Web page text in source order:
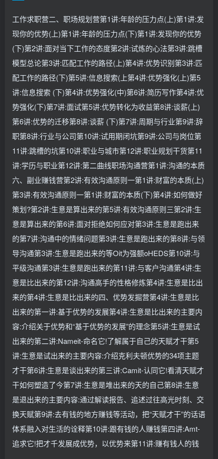
工作求职营二、职场规划营第1讲:年龄的压力点(上)第1讲:发
现你的优势(上)第1讲:年龄的压力点(下)第1讲:发现你的优势
(下)第2讲:面对当下工作的态度第2讲:试炼的心法第3讲:跳槽
模型总论第3讲:匹配工作的路径(上)第4讲:优势识别第3讲:匹
配工作的路径(下)第5讲:信息搜索(上第4讲:优势强化(上)第5
讲:信息搜索 (下)第4讲:优势强化(中)第6讲:简历写作第4讲:优
势强化(下)第7讲:面试第5讲:优势转化为收益第8讲:谈薪(上)
第6讲:优势的迁移第8讲:谈薪 (下)第7讲:周期与行业第9讲:辞
职第8讲:行业与公司第10讲:试用期闭坑第9讲:公司与岗位第
11讲:跳槽的坑第10讲:职业与城市第12讲:职业规划干货第11
讲:学历与职业第12讲:第二曲线职场沟通营第1讲:沟通的本质
六、副业赚钱营第2讲:有效沟通原则一第1讲:财富的本质(上)
第3讲:有效沟通原则一第1讲:财富的本质(下)第4讲:如何做好
策划?第2讲:生意是算出来的第5讲:有效沟通原则三第2讲:生
意是算出来的第6讲:面对拒绝如何应对第3讲:生意是跑出来
的第7讲:沟通中的情绪问题第3讲:生意是跑出来的第8讲:与领
导沟通第3讲:生意是跑出来的等Oit为强额oHEDS第10讲:与
平级沟通第3讲:生意是跑出来的第11讲:与客户沟通第4讲:生
意是比出来的第12讲:沟通高手的性格修炼第4讲:生意是比出
来的第4讲:生意是比出来的四、优势发掘营第4讲:生意是比
出来的第一讲:基于优势的发展第4讲:生意是比出来的主要内
容:介绍关于优势和“基于优势的发展”的理念第5讲:生意是试
出来的第二讲:Nameit-命名它!了解属于自己的天赋才干第5
讲:生意是试出来的主要内容:介绍克利夫顿优势的34项主题
才干第6讲:生意是谈出来的第三讲:Camit-认同它!看清天赋才
干如何塑造了今第7讲:生意是堆出来的天的自己第8讲:生意
是退出来的主要内容:通过解读报告、追述过往高光时刻、交
换天赋第9讲:去有钱的地方赚钱等活动，把“天赋才干”的话语
体系融入对生活的诠释第10讲:跟有钱的人赚钱第四讲:Amt-
追求它!把才千发展成优势，以优势来第11讲:赚有钱人的钱